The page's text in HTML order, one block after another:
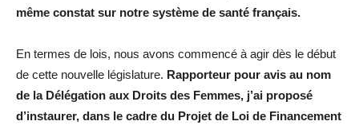
même constat sur notre système de santé français.
En termes de lois, nous avons commencé à agir dès le début
de cette nouvelle législature. Rapporteur pour avis au nom
de la Délégation aux Droits des Femmes, j’ai proposé
d’instaurer, dans le cadre du Projet de Loi de Financement